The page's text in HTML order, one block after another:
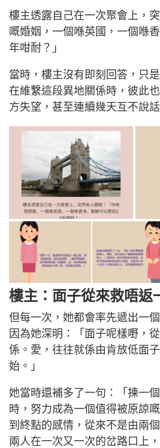
樓主透露自己在一次聚會上，
嘅婚姻，一個喺英國，一個喺
年咁耐？」
當時，樓主沒有即刻回答，只
在維繫這段異地關係時，彼此
方失望，甚至連續幾天互不說話
樓主：面子從來救唔返
但每一次，她都會率先遞出一
因為她深明：「面子呢樣嘢，
係。愛，往往就係由肯放低面
始。」
她當時還補多了一句：「揀一
時，努力成為一個值得被原諒
到終點的感情，從來不是由兩
兩人在一次又一次的岔路口上